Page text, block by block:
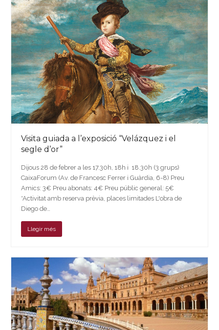
Visita guiada a l’exposició “Velázquez i el
segle d’or”
Dijous 28 de febrer a les 17.30h, 18h i 18.30h (3 grups)
CaixaForum (Av. de Francesc Ferrer i Guàrdia, 6-8) Preu
Amics: 3€ Preu abonats: 4€ Preu públic general: 5€
*Activitat amb reserva prèvia, places limitades L'obra de
Diego de…
Llegir més